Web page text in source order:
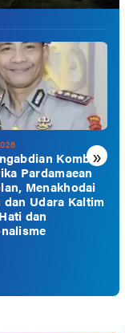
»
Kombes
Pardamaean
Menakhodai
dan Udara Kaltim
dan